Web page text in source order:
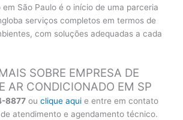
São Paulo é o início de uma parceria
serviços completos em termos de
com soluções adequadas a cada
SOBRE EMPRESA DE
AR CONDICIONADO EM SP
8877 ouclique aqui e entre em contato
atendimento e agendamento técnico.